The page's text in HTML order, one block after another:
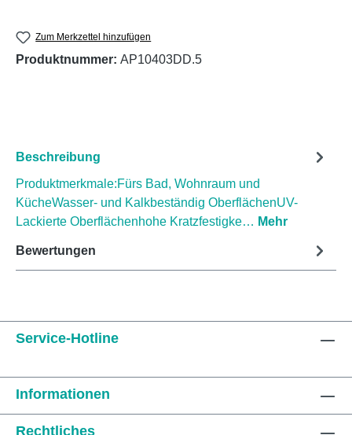
Zum Merkzettel hinzufügen
Produktnummer: AP10403DD.5
Beschreibung
Produktmerkmale:Fürs Bad, Wohnraum und
KücheWasser- und Kalkbeständig OberflächenUV-
Lackierte Oberflächenhohe Kratzfestigke… Mehr
Bewertungen
Service-Hotline
Informationen
Rechtliches